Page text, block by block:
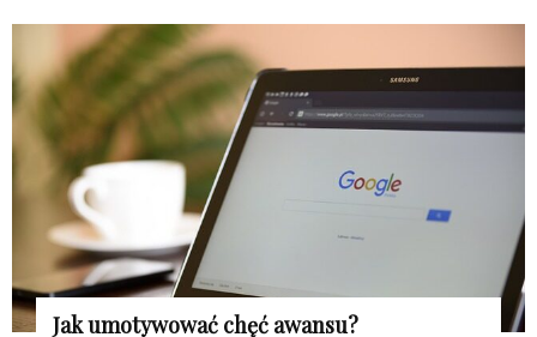
Jak umotywować chęć awansu?